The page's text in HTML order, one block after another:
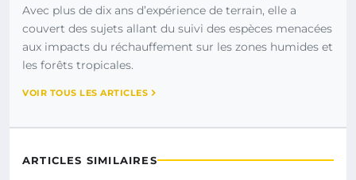
Avec plus de dix ans d’expérience de terrain, elle a
couvert des sujets allant du suivi des espèces menacées
aux impacts du réchauffement sur les zones humides et
les forêts tropicales.
VOIR TOUS LES ARTICLES
ARTICLES SIMILAIRES